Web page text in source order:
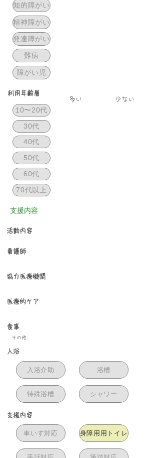
知的障がい
精神障がい
発達障がい
難病
障がい児
利用年齢層
​多い
10〜20代
30代
40代
50代
60代
70代以上
少ない
​支援内容
活動内容
看護師
協力医療機関
医療的ケア
食事
その他
入浴
入浴介助
特殊浴槽
浴槽
シャワー
支援内容
車いす対応 身障用用トイレ